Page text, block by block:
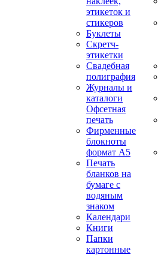
этикеток и
стикеров
Буклеты
Скретч-
этикетки
Свадебная
полиграфия
Журналы и
каталоги
Офсетная
печать
Фирменные
блокноты
формат А5
Печать
бланков на
бумаге с
водяным
знаком
Календари
Книги
Папки
картонные